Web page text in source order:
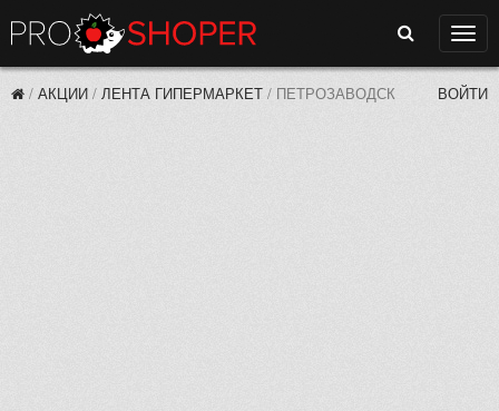
Поиск
/ АКЦИИ / ЛЕНТА ГИПЕРМАРКЕТ / ПЕТРОЗАВОДСК ВОЙТИ